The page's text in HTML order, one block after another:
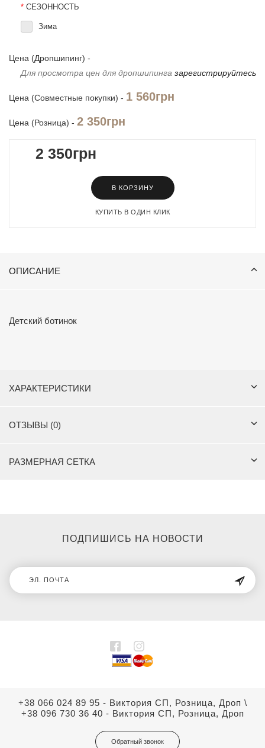
* СЕЗОННОСТЬ
Зима
Цена (Дропшипинг) -
Для просмотра цен для дропшипинга зарегистрируйтесь
Цена (Совместные покупки) - 1 560грн
Цена (Розница) - 2 350грн
2 350грн
В КОРЗИНУ
КУПИТЬ В ОДИН КЛИК
ОПИСАНИЕ
Детский ботинок
ХАРАКТЕРИСТИКИ
ОТЗЫВЫ (0)
РАЗМЕРНАЯ СЕТКА
ПОДПИШИСЬ НА НОВОСТИ
+38 066 024 89 95 - Виктория СП, Розница, Дроп \
+38 096 730 36 40 - Виктория СП, Розница, Дроп
Обратный звонок